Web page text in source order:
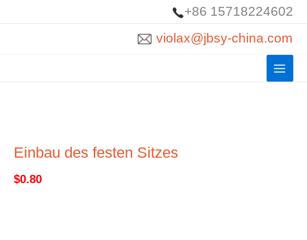
+86 15718224602
violax@jbsy-china.com
Einbau des festen Sitzes
$0.80